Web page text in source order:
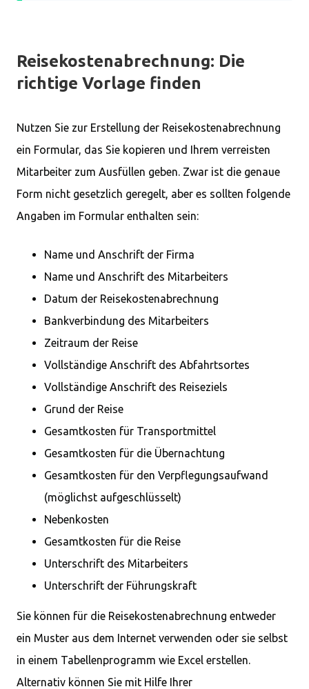
Reisekostenabrechnung: Die
richtige Vorlage finden
Nutzen Sie zur Erstellung der Reisekostenabrechnung
ein Formular, das Sie kopieren und Ihrem verreisten
Mitarbeiter zum Ausfüllen geben. Zwar ist die genaue
Form nicht gesetzlich geregelt, aber es sollten folgende
Angaben im Formular enthalten sein:
Name und Anschrift der Firma
Name und Anschrift des Mitarbeiters
Datum der Reisekostenabrechnung
Bankverbindung des Mitarbeiters
Zeitraum der Reise
Vollständige Anschrift des Abfahrtsortes
Vollständige Anschrift des Reiseziels
Grund der Reise
Gesamtkosten für Transportmittel
Gesamtkosten für die Übernachtung
Gesamtkosten für den Verpflegungsaufwand
(möglichst aufgeschlüsselt)
Nebenkosten
Gesamtkosten für die Reise
Unterschrift des Mitarbeiters
Unterschrift der Führungskraft
Sie können für die Reisekostenabrechnung entweder
ein Muster aus dem Internet verwenden oder sie selbst
in einem Tabellenprogramm wie Excel erstellen.
Alternativ können Sie mit Hilfe Ihrer